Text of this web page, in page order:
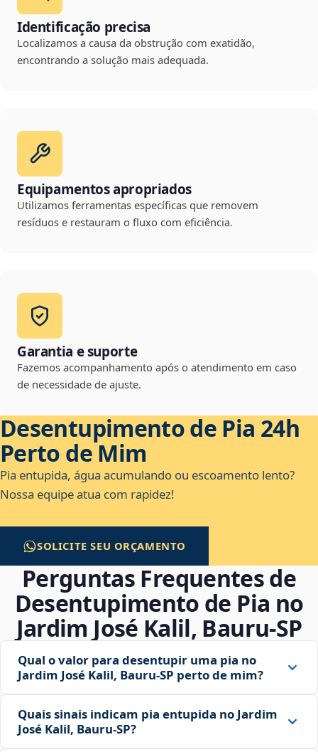
Identificação precisa
Localizamos a causa da obstrução com exatidão,
encontrando a solução mais adequada.
Equipamentos apropriados
Utilizamos ferramentas específicas que removem
resíduos e restauram o fluxo com eficiência.
Garantia e suporte
Fazemos acompanhamento após o atendimento em caso
de necessidade de ajuste.
Desentupimento de Pia 24h
Perto de Mim
Pia entupida, água acumulando ou escoamento lento?
Nossa equipe atua com rapidez!
SOLICITE SEU ORÇAMENTO
Perguntas Frequentes de
Desentupimento de Pia no
Jardim José Kalil, Bauru‑SP
Qual o valor para desentupir uma pia no
Jardim José Kalil, Bauru‑SP perto de mim?
Quais sinais indicam pia entupida no Jardim
José Kalil, Bauru‑SP?